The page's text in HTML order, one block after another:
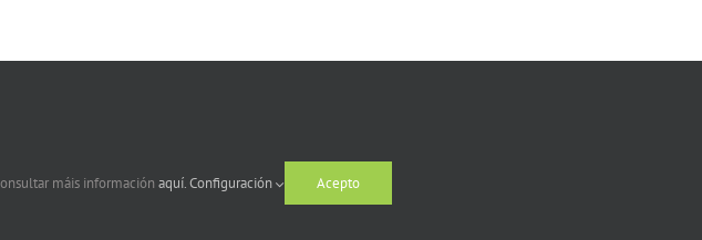
máis información aquí.Configuración Acepto